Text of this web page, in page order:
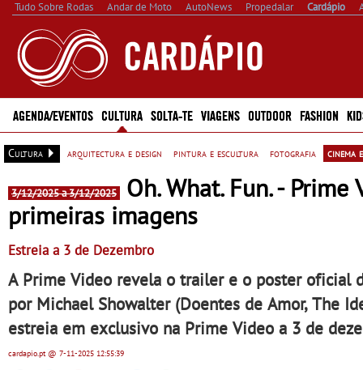
Tudo Sobre Rodas Andar de Moto AutoNews Propedalar Cardápio
AGENDA/EVENTOS CULTURA SOLTA-TE VIAGENS OUTDOOR FASHION
Cultura arquitectura e design pintura e escultura fotografia cinema
3/12/2025 a 3/12/2025
Oh. What. Fun. -
primeiras imagens
Estreia a 3 de Dezembro
A Prime Video revela o trailer e o poster oficial
por Michael Showalter (Doentes de Amor, The
estreia em exclusivo na Prime Video a 3 de
cardapio.pt@ 7-11-2025 12:55:39